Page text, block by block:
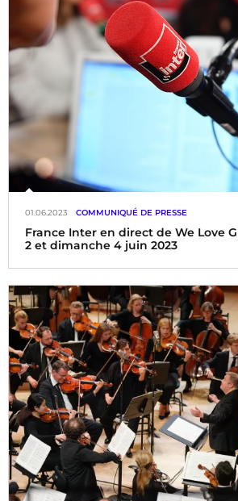
France Inter en direct de We Love
2 et dimanche 4 juin 2023
01.06.2023 COMMUNIQUÉ DE PRESSE